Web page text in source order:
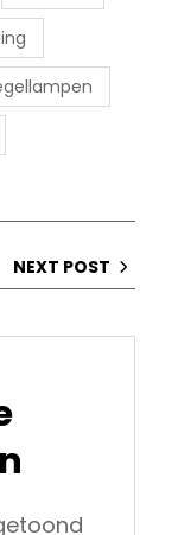
NEXT POST